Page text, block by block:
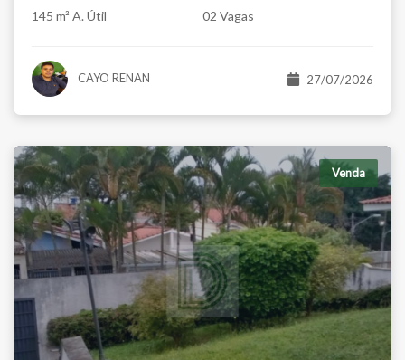
145 m² A. Útil 02 Vagas
CAYO RENAN 27/07/2026
Venda